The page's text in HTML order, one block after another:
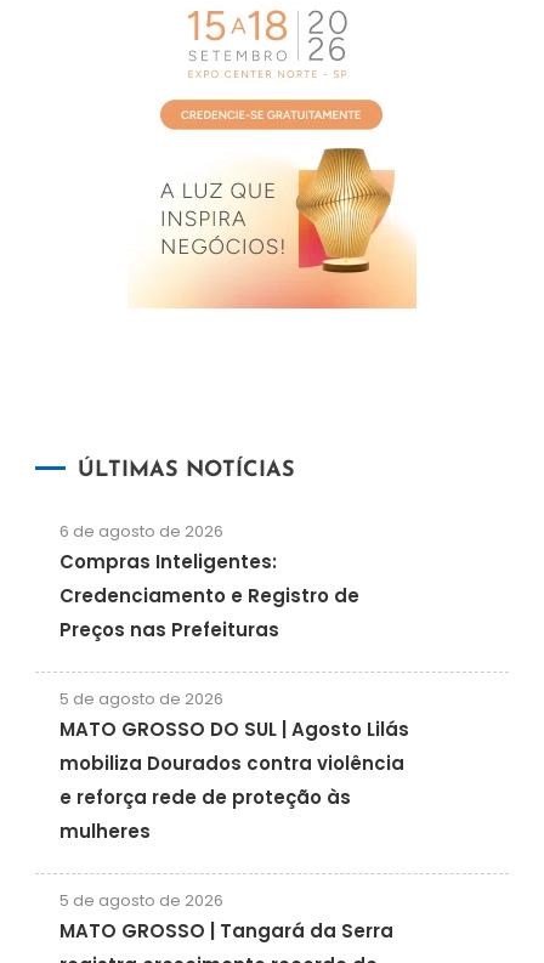
ÚLTIMAS NOTÍCIAS
6 de agosto de 2026
Compras Inteligentes:
Credenciamento e Registro de
Preços nas Prefeituras
5 de agosto de 2026
MATO GROSSO DO SUL | Agosto Lilás
mobiliza Dourados contra violência
e reforça rede de proteção às
mulheres
5 de agosto de 2026
MATO GROSSO | Tangará da Serra